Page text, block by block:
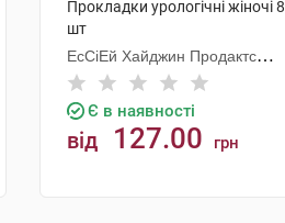
Прокладки урологічні жіночі 8
шт
ЕсСіЕй Хайджин Продактс
Хугезанд
Є в наявності
від 127.00 грн